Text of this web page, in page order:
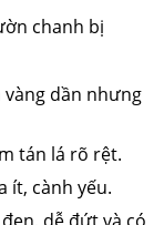
chanh bị
vàng dần nhưng
tán lá rõ rệt.
ít, cành yếu.